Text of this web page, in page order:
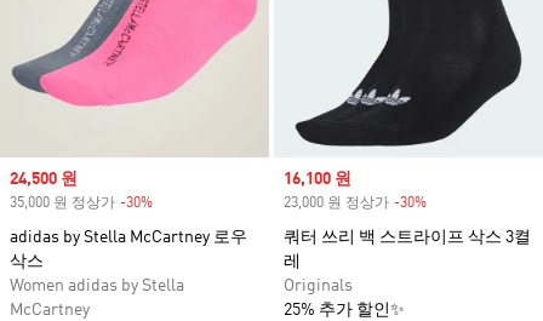
Sale price
24,500 원
35,000 원 정상가 -30%
adidas by Stella McCartney 로우
삭스
Women adidas by Stella
McCartney
Sale price
16,100 원
23,000 원 정상가 -30%
쿼터 쓰리 백 스트라이프 삭스 3켤
레
Originals
25% 추가 할인✨